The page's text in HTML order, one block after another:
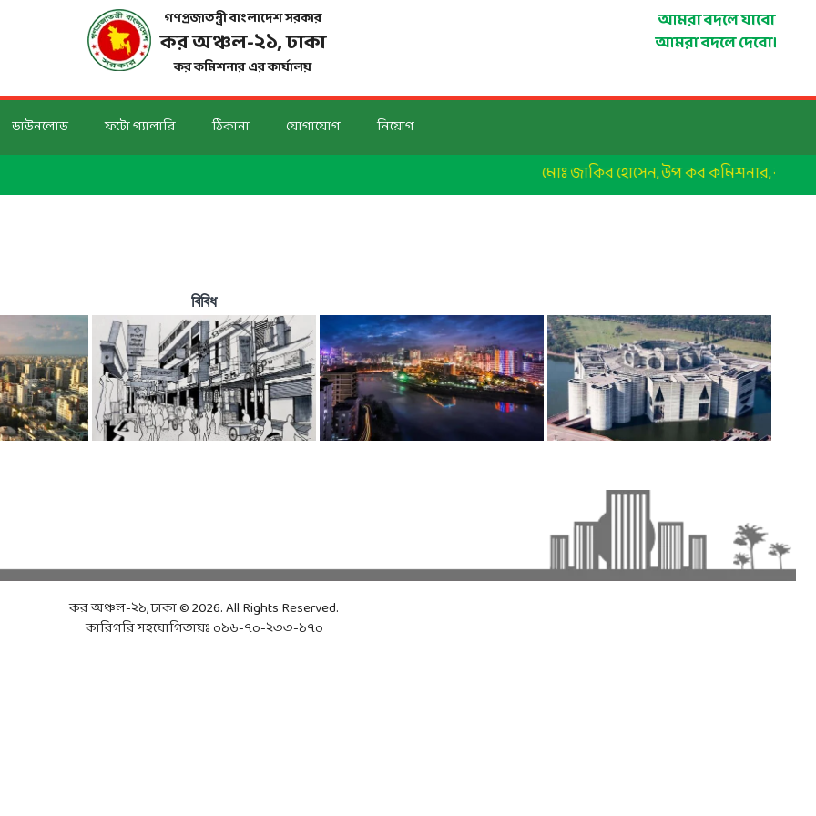
গণপ্রজাতন্ত্রী বাংলাদেশ সরকার
কর অঞ্চল-২১, ঢাকা
কর কমিশনার এর কার্যালয়
আমরা বদলে যাবো
আমরা বদলে দেবো।
ডাউনলোড ফটো গ্যালারি ঠিকানা যোগাযোগ নিয়োগ
মোঃ জাকির হোসেন, উপ কর কমিশনার, কর
বিবিধ
কর অঞ্চল-২১, ঢাকা © 2026. All Rights Reserved.
কারিগরি সহযোগিতায়ঃ ০১৬-৭০-২৩৩-১৭০